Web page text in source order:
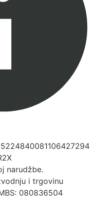
5224840081106427294
narudžbe.
i trgovinu
080836504